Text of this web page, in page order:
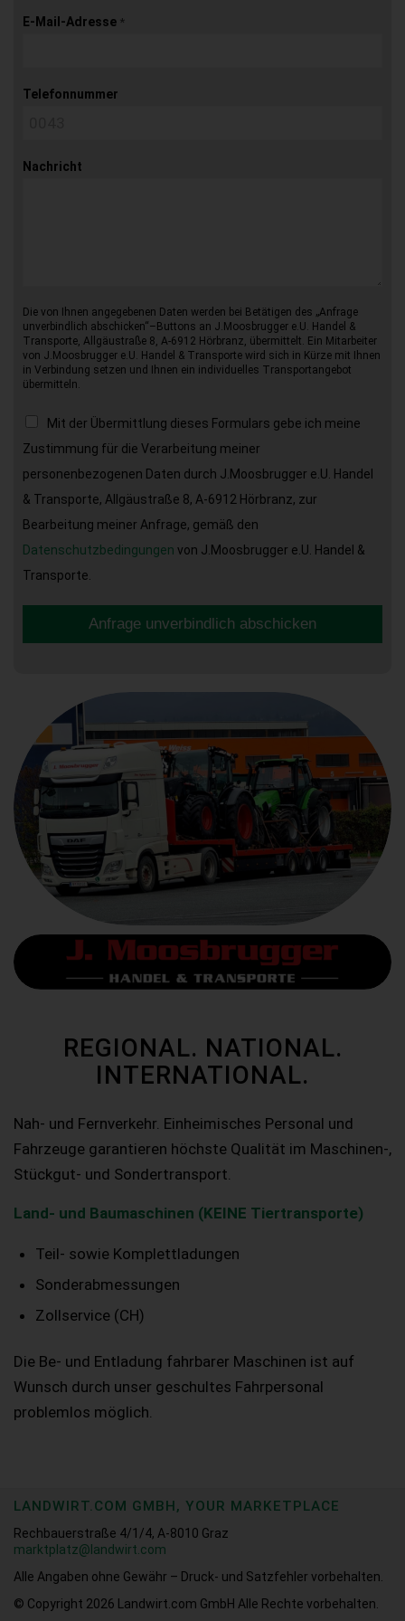
E-Mail-Adresse *
Telefonnummer
Nachricht
Die von Ihnen angegebenen Daten werden bei Betätigen des „Anfrage
unverbindlich abschicken“–Buttons an J.Moosbrugger e.U. Handel &
Transporte, Allgäustraße 8, A-6912 Hörbranz, übermittelt. Ein Mitarbeiter
von J.Moosbrugger e.U. Handel & Transporte wird sich in Kürze mit Ihnen
in Verbindung setzen und Ihnen ein individuelles Transportangebot
übermitteln.
Mit der Übermittlung dieses Formulars gebe ich meine
Zustimmung für die Verarbeitung meiner
personenbezogenen Daten durch J.Moosbrugger e.U. Handel
& Transporte, Allgäustraße 8, A-6912 Hörbranz, zur
Bearbeitung meiner Anfrage, gemäß den
Datenschutzbedingungen von J.Moosbrugger e.U. Handel &
Transporte.
Anfrage unverbindlich abschicken
REGIONAL. NATIONAL.
INTERNATIONAL.
Nah- und Fernverkehr. Einheimisches Personal und
Fahrzeuge garantieren höchste Qualität im Maschinen-,
Stückgut- und Sondertransport.
Land- und Baumaschinen (KEINE Tiertransporte)
Teil- sowie Komplettladungen
Sonderabmessungen
Zollservice (CH)
Die Be- und Entladung fahrbarer Maschinen ist auf
Wunsch durch unser geschultes Fahrpersonal
problemlos möglich.
LANDWIRT.COM GMBH, YOUR MARKETPLACE
Rechbauerstraße 4/1/4, A-8010 Graz
marktplatz@landwirt.com
Alle Angaben ohne Gewähr – Druck- und Satzfehler vorbehalten.
© Copyright 2026
Landwirt.com GmbH Alle Rechte vorbehalten.